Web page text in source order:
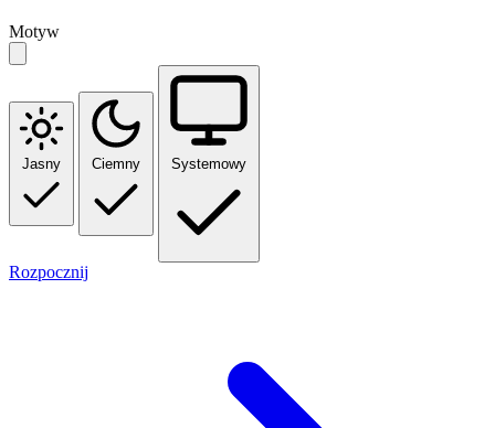
Motyw
Jasny Ciemny Systemowy
Rozpocznij